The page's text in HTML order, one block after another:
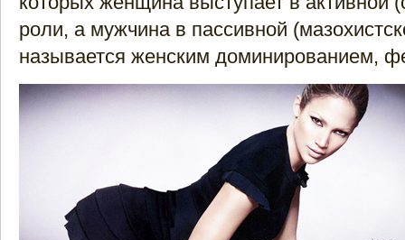
роли, а мужчина в пассивной
называется женским доминированием,